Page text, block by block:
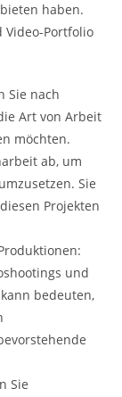
haben.
Video-Portfolio
Sie nach
Art von Arbeit
möchten.
ab, um
Sie
Projekten
und
bedeuten,
Sie